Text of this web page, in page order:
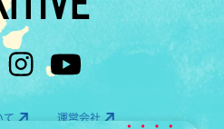
て 運営会社